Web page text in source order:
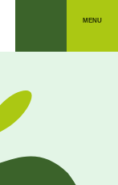
MENU